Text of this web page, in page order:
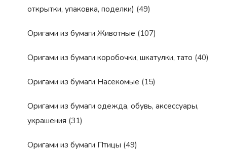
открытки, упаковка, поделки) (49)
Оригами из бумаги Животные (107)
Оригами из бумаги коробочки, шкатулки, тато (40)
Оригами из бумаги Насекомые (15)
Оригами из бумаги одежда, обувь, аксессуары,
украшения (31)
Оригами из бумаги Птицы (49)